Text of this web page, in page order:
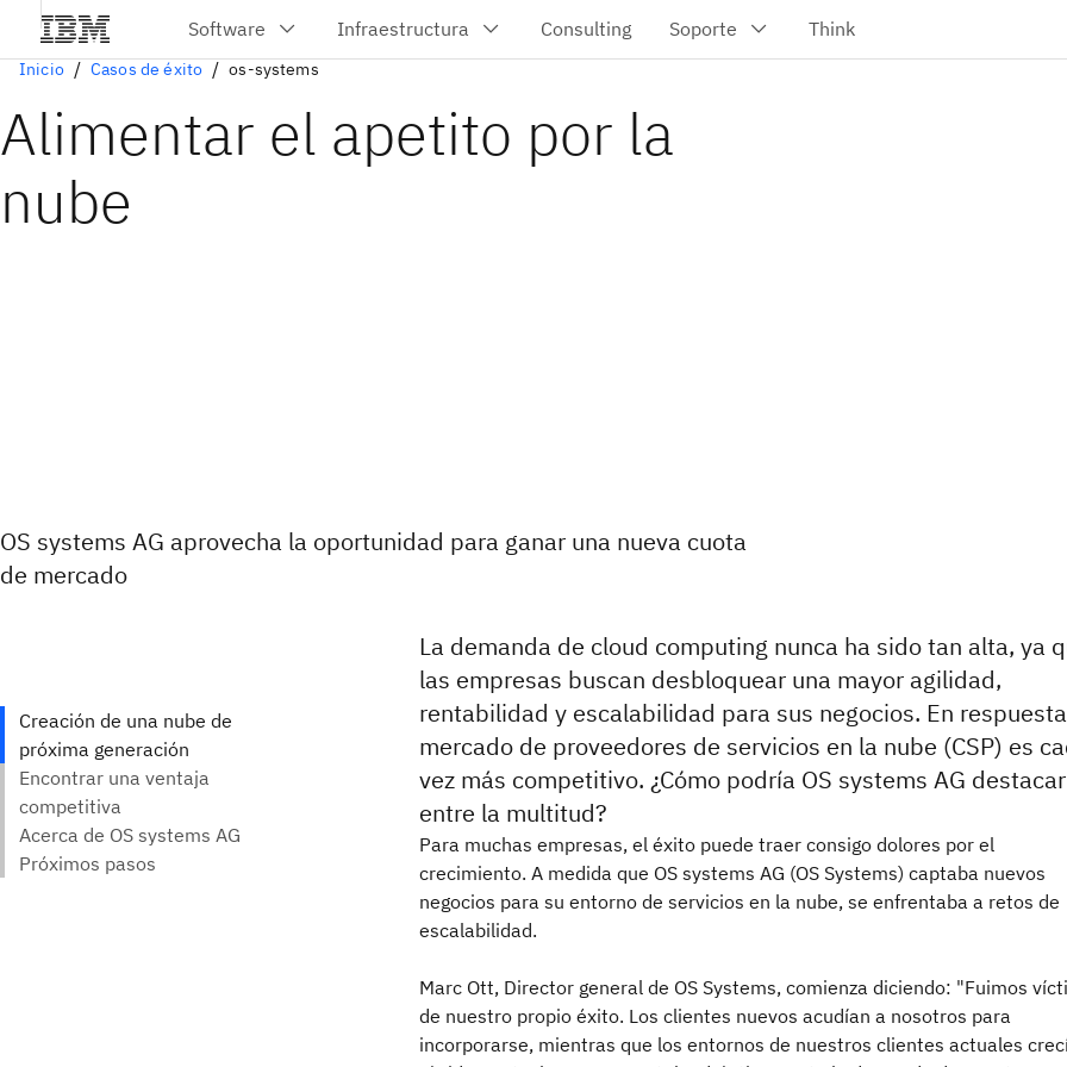
Inicio Casos de éxito os-systems
Alimentar el apetito por la
nube
OS systems AG aprovecha la oportunidad para ganar una nueva cuota
de mercado
La demanda de cloud computing nunca ha sido tan alta, ya
las empresas buscan desbloquear una mayor agilidad,
rentabilidad y escalabilidad para sus negocios. En
mercado de proveedores de servicios en la nube (CSP) es
vez más competitivo. ¿Cómo podría OS systems AG destacar
entre la multitud?
Para muchas empresas, el éxito puede traer consigo dolores por el
crecimiento. A medida que OS systems AG (OS Systems) captaba nuevos
negocios para su entorno de servicios en la nube, se enfrentaba a retos de
escalabilidad.
Marc Ott, Director general de OS Systems, comienza diciendo: "Fuimos
de nuestro propio éxito. Los clientes nuevos acudían a nosotros para
incorporarse, mientras que los entornos de nuestros clientes actuales